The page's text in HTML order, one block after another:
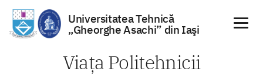
Universitatea Tehnică
„Gheorghe Asachi” din Iaşi
Viața Politehnicii